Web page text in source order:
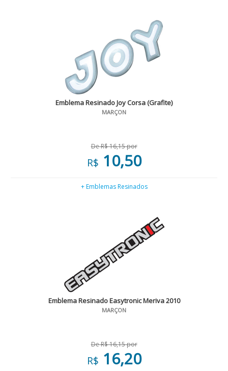
Emblema Resinado Joy Corsa (Grafite)
MARÇON
De R$ 16,15 por
R$ 10,50
+ Emblemas Resinados
Emblema Resinado Easytronic Meriva 2010
MARÇON
De R$ 16,15 por
R$ 16,20